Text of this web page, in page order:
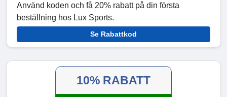
Använd koden och få 20% rabatt på din första
beställning hos Lux Sports.
Se Rabattkod
10% RABATT